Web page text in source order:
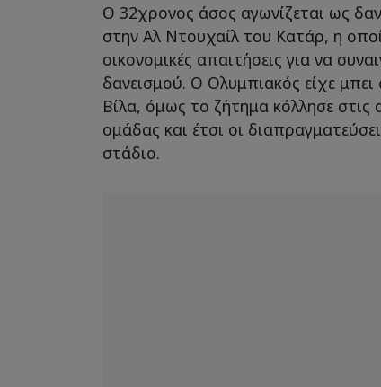
Ο 32χρονος άσος αγωνίζεται ως
στην Αλ Ντουχαΐλ του Κατάρ, η
οικονομικές απαιτήσεις για να
δανεισμού. Ο Ολυμπιακός είχε
Βίλα, όμως το ζήτημα κόλλησε στις
ομάδας και έτσι οι
στάδιο.